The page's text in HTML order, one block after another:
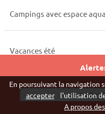
Campings avec espace
Vacances été
Pourquoi choisir
En poursuivant la navigation
accepter
l'utilisation
A propos